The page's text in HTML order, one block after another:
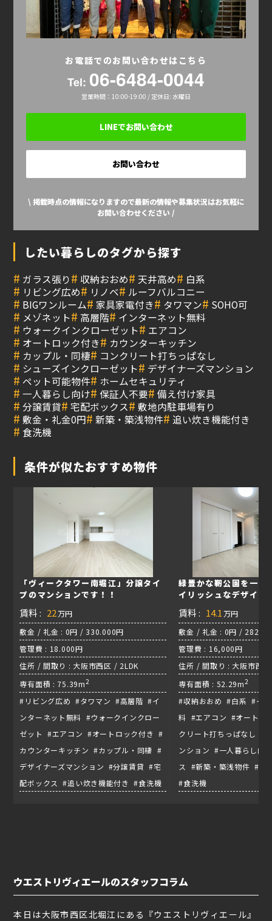
お電話でのお問い合わせはこちら
Tel: 06-6484-0044
営業時間：10:00-19:00 / 定休日: 水曜日
LINEでお問い合わせ
お問い合わせ
\ 掲載時点の情報になりますので最新の情報や募集状況はお気軽に
お問い合わせください /
したい暮らしのタグから探す
# ガラス張り# 収納おおめ# 天井高め# 白系
# リビング広め# リノベ# ルーフバルコニー
# BIGワンルーム# 家具家電付き# タワマン# SOHO可
# メゾネット# 高層階# インターネット無料
# ウォークインクローゼット# エアコン
# オートロック付き# カウンターキッチン
# カップル・同棲# コンクリート打ちっぱなし
# シューズインクローゼット# デザイナーズマンション
# ペット可能物件# ホームセキュリティ
# 一人暮らし向け# 保証人不要# 備え付け家具
# 分譲賃貸# 宅配ボックス# 敷地内駐車場有り
# 敷金・礼金0円# 新築・築浅物件# 追い炊き機能付き
# 食洗機
条件が似たおすすめ物件
「ヴィークタワー南堀江」分譲タイ
プのマンションです！！
賃料 : 22 万円
敷金 / 礼金 : 0円 / 330.000円
管理費 : 18.000円
住所 / 間取り : 大阪市西区 / 2LDK
専有面積 : 75.39m2
#リビング広め #タワマン #高層階 #イ
ンターネット無料 #ウォークインクロー
ゼット #エアコン #オートロック付き #
カウンターキッチン #カップル・同棲 #
デザイナーズマンション #分譲賃貸 #宅
配ボックス #追い炊き機能付き #食洗機
緑豊かな靭公園を一望
イリッシュなデザイ
賃料 : 14.1 万円
敷金 / 礼金 : 0円 /
管理費 : 16,000円
住所 / 間取り : 大阪市西
四つ橋線『肥後橋駅』
専有面積 : 52.29m2
#収納おおめ #白系 #イン
料 #エアコン #オートロ
クリート打ちっぱなし #
ンション #一人暮らし向
ス #新築・築浅物件 #追
#食洗機
ウエストリヴィエールのスタッフコラム
本日は大阪市西区北堀江にある『ウエストリヴィエール』